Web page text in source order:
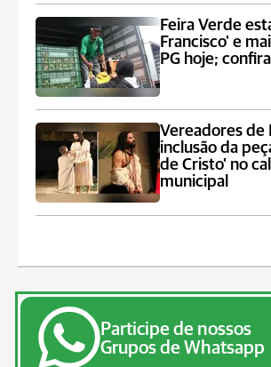
Feira Verde
Francisco' e
PG hoje;
Vereadores de
inclusão da
de Cristo' no
municipal
Participe de nossos
Grupos de Whatsapp